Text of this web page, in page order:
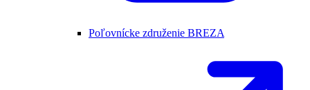
Poľovnícke združenie BREZA